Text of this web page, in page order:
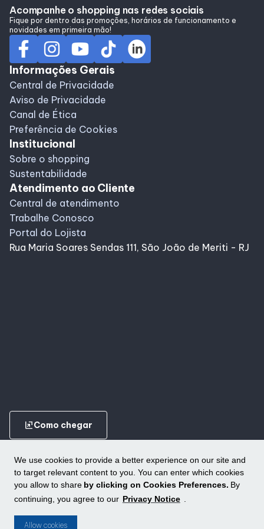
We use cookies to provide a better experience on our site and
to target relevant content to you. You can enter which cookies
you allow to share by clicking on Cookies Preferences. By
continuing, you agree to our Privacy Notice .
Allow cookies
Alimentação
Delivery de Alimentação
Programa de benefícios
Acompanhe o shopping nas redes sociais
Fique por dentro das promoções, horários de funcionamento e
novidades em primeira mão!
Informações Gerais
Central de Privacidade
Aviso de Privacidade
Canal de Ética
Preferência de Cookies
Institucional
Sobre o shopping
Sustentabilidade
Atendimento ao Cliente
Central de atendimento
Trabalhe Conosco
Portal do Lojista
Rua Maria Soares Sendas 111, São João de Meriti - RJ
ungroupComo chegar
Conheça outros shoppings da ALLOS